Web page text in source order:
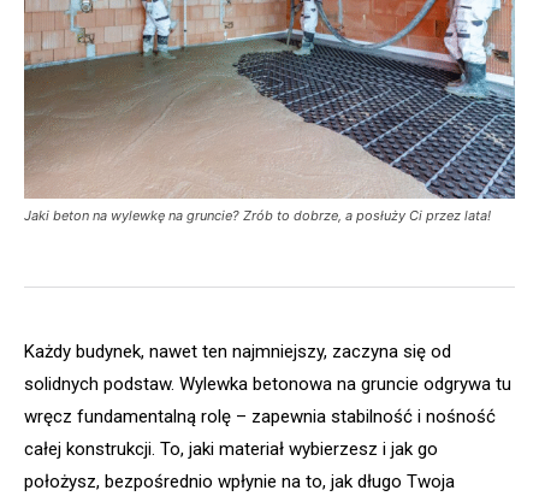
Jaki beton na wylewkę na gruncie? Zrób to dobrze, a posłuży Ci przez lata!
Każdy budynek, nawet ten najmniejszy, zaczyna się od
solidnych podstaw. Wylewka betonowa na gruncie odgrywa tu
wręcz fundamentalną rolę – zapewnia stabilność i nośność
całej konstrukcji. To, jaki materiał wybierzesz i jak go
położysz, bezpośrednio wpłynie na to, jak długo Twoja